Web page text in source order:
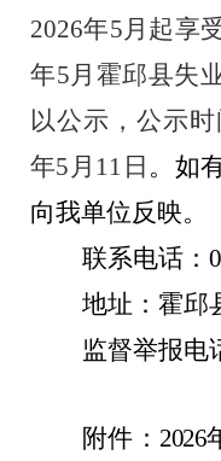
2026年5月起享
年5月霍邱县失
以公示，公示时
年5 月 11 日 。如
向我单位反映。
联系电话：
地址： 霍邱
监督举报电
附件： 2026